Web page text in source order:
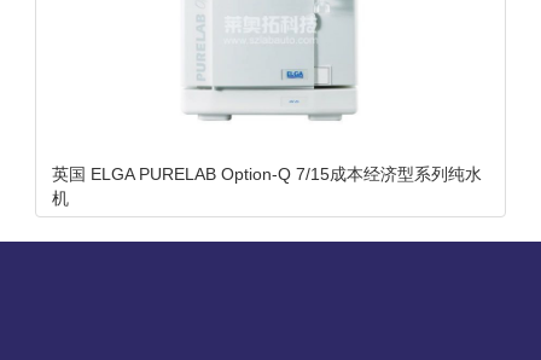
英国 ELGA PURELAB Option-Q 7/15成本经济型系列纯水
机